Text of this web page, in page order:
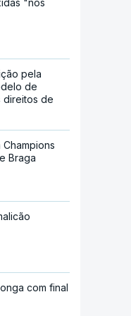
"nos
pela
de
direitos de
Braga
com final